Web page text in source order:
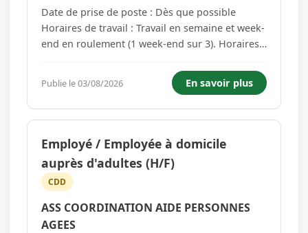
Date de prise de poste : Dès que possible
Horaires de travail : Travail en semaine et week-
end en roulement (1 week-end sur 3). Horaires :
: Préparer et cuisiner des repas pour un Ehpad.
Respecter les normes d'hygiène et de sécurité
alimentaire...
Publie le 03/08/2026 En savoir plus
Employé / Employée à domicile
auprès d'adultes (H/F)
CDD
ASS COORDINATION AIDE PERSONNES
AGEES